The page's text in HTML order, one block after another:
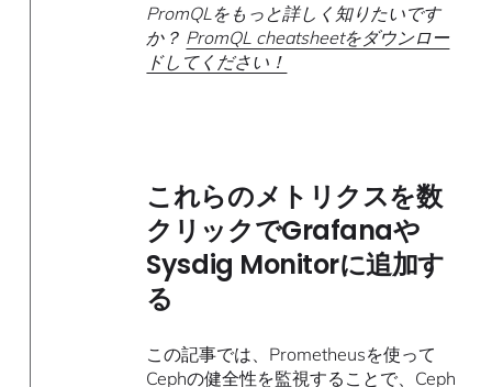
PromQLをもっと詳しく知りたいです
か？ PromQL cheatsheetをダウンロー
ドしてください！
これらのメトリクスを数
クリックでGrafanaや
Sysdig Monitorに追加す
る
この記事では、Prometheusを使って
Cephの健全性を監視することで、Ceph